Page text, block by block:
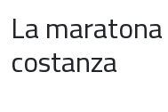
La
costanza